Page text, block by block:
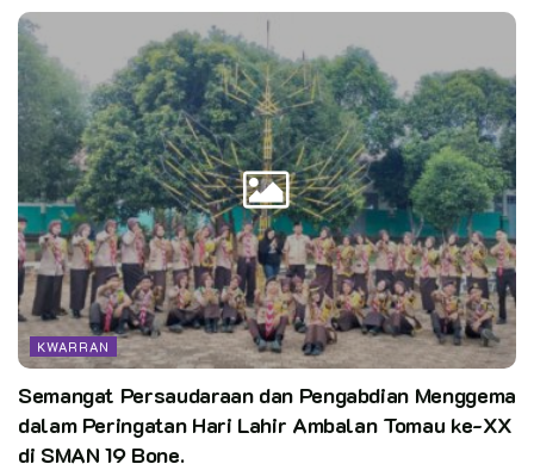
KWARRAN
Semangat Persaudaraan dan Pengabdian Menggema
dalam Peringatan Hari Lahir Ambalan Tomau ke-XX
di SMAN 19 Bone.